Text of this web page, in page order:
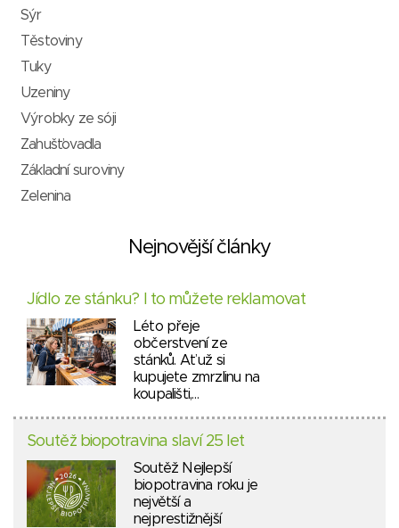
Sýr
Těstoviny
Tuky
Uzeniny
Výrobky ze sóji
Zahušťovadla
Základní suroviny
Zelenina
Nejnovější články
Jídlo ze stánku? I to můžete reklamovat
Léto přeje
občerstvení ze
stánků. Ať už si
kupujete zmrzlinu na
koupališti,…
Soutěž biopotravina slaví 25 let
Soutěž Nejlepší
biopotravina roku je
největší a
nejprestižnější